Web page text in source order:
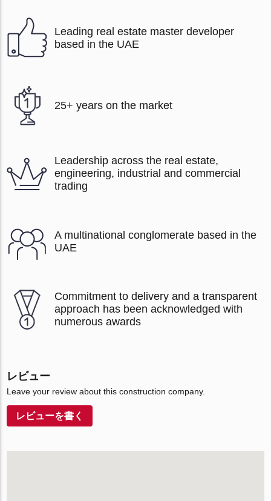
Leading real estate master developer
based in the UAE
25+ years on the market
Leadership across the real estate,
engineering, industrial and commercial
trading
A multinational conglomerate based in the
UAE
Commitment to delivery and a transparent
approach has been acknowledged with
numerous awards
レビュー
Leave your review about this construction company.
レビューを書く